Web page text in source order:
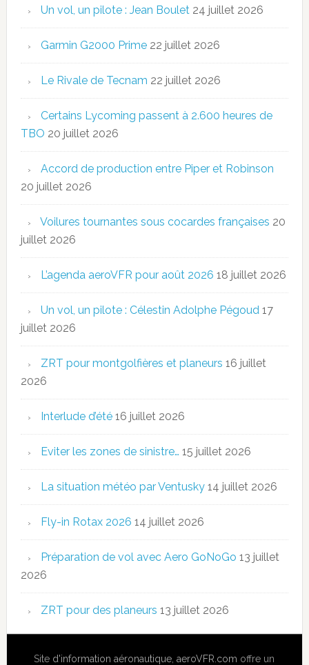
Un vol, un pilote : Jean Boulet 24 juillet 2026
Garmin G2000 Prime 22 juillet 2026
Le Rivale de Tecnam 22 juillet 2026
Certains Lycoming passent à 2.600 heures de
TBO 20 juillet 2026
Accord de production entre Piper et Robinson
20 juillet 2026
Voilures tournantes sous cocardes françaises 20
juillet 2026
L’agenda aeroVFR pour août 2026 18 juillet 2026
Un vol, un pilote : Célestin Adolphe Pégoud 17
juillet 2026
ZRT pour montgolfières et planeurs 16 juillet
2026
Interlude d’été 16 juillet 2026
Eviter les zones de sinistre… 15 juillet 2026
La situation météo par Ventusky 14 juillet 2026
Fly-in Rotax 2026 14 juillet 2026
Préparation de vol avec Aero GoNoGo 13 juillet
2026
ZRT pour des planeurs 13 juillet 2026
Site d'information aéronautique ,aeroVFR.com offre un